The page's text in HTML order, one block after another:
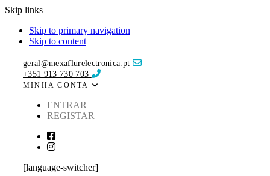
Skip links
Skip to primary navigation
Skip to content
geral@mexaflurelectronica.pt
+351 913 730 703
MINHA CONTA
ENTRAR
REGISTAR
[language-switcher]